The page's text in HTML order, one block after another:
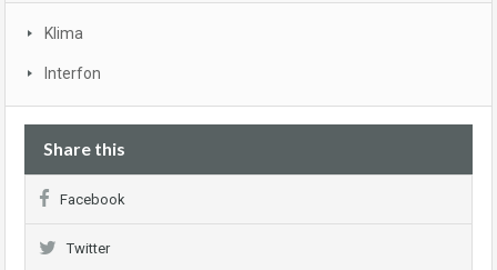
Klima
Interfon
Share this
Facebook
Twitter